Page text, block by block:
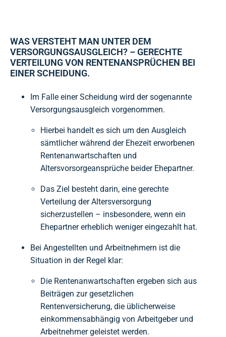
WAS VERSTEHT MAN UNTER DEM
VERSORGUNGSAUSGLEICH? – GERECHTE
VERTEILUNG VON RENTENANSPRÜCHEN BEI
EINER SCHEIDUNG.
Im Falle einer Scheidung wird der sogenannte
Versorgungsausgleich vorgenommen.
Hierbei handelt es sich um den Ausgleich
sämtlicher während der Ehezeit erworbenen
Rentenanwartschaften und
Altersvorsorgeansprüche beider Ehepartner.
Das Ziel besteht darin, eine gerechte
Verteilung der Altersversorgung
sicherzustellen – insbesondere, wenn ein
Ehepartner erheblich weniger eingezahlt hat.
Bei Angestellten und Arbeitnehmern ist die
Situation in der Regel klar:
Die Rentenanwartschaften ergeben sich aus
Beiträgen zur gesetzlichen
Rentenversicherung, die üblicherweise
einkommensabhängig von Arbeitgeber und
Arbeitnehmer geleistet werden.